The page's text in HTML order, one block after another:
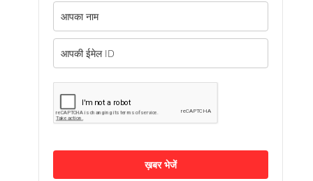
ख़बर भेजें